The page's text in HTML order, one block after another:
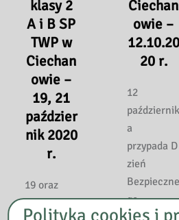
klasy 2
A i B SP
TWP w
Ciechan
owie –
19, 21
paździer
nik 2020
r.
19 oraz
21paździer
Ciechan
owie –
12.10.20
20 r.
12
październik
a
przypada D
zień
Bezpieczne
go
Polityka cookies i